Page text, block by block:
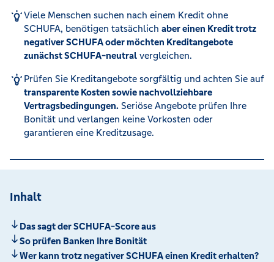
Viele Menschen suchen nach einem Kredit ohne
SCHUFA, benötigen tatsächlich aber einen Kredit trotz
negativer SCHUFA oder möchten Kreditangebote
zunächst SCHUFA-neutralvergleichen.
Prüfen Sie Kreditangebote sorgfältig und achten Sie auf
transparente Kosten sowie nachvollziehbare
Vertragsbedingungen.Seriöse Angebote prüfen Ihre
Bonität und verlangen keine Vorkosten oder
garantieren eine Kreditzusage.
Inhalt
Das sagt der SCHUFA-Score aus
So prüfen Banken Ihre Bonität
Wer kann trotz negativer SCHUFA einen Kredit erhalten?